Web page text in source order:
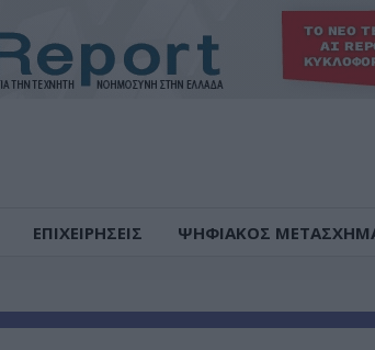
ΕΠΙΧΕΙΡΗΣΕΙΣ ΨΗΦΙΑΚΟΣ